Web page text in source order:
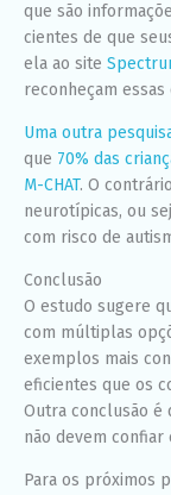
que são
cientes de que
ela ao site
reconheçam
Uma outra
que 70% das
M-CHAT. O
neurotípicas, ou
com risco de
Conclusão
O estudo sugere
com múltiplas
exemplos mais
eficientes que os
Outra conclusão é
não devem confiar
Para os próximos